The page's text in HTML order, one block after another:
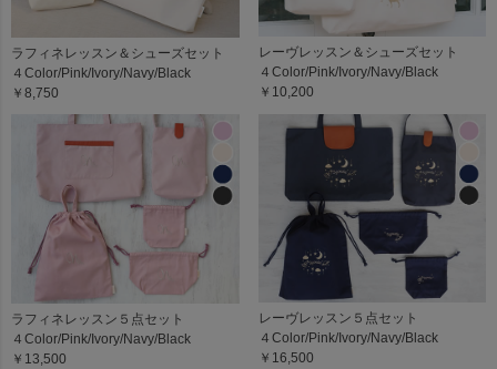
ラフィネレッスン＆シューズセット
４Color/Pink/Ivory/Navy/Black
￥8,750
レーヴレッスン＆シューズセット
４Color/Pink/Ivory/Navy/Black
￥10,200
ラフィネレッスン５点セット
４Color/Pink/Ivory/Navy/Black
￥13,500
レーヴレッスン５点セット
４Color/Pink/Ivory/Navy/Black
￥16,500